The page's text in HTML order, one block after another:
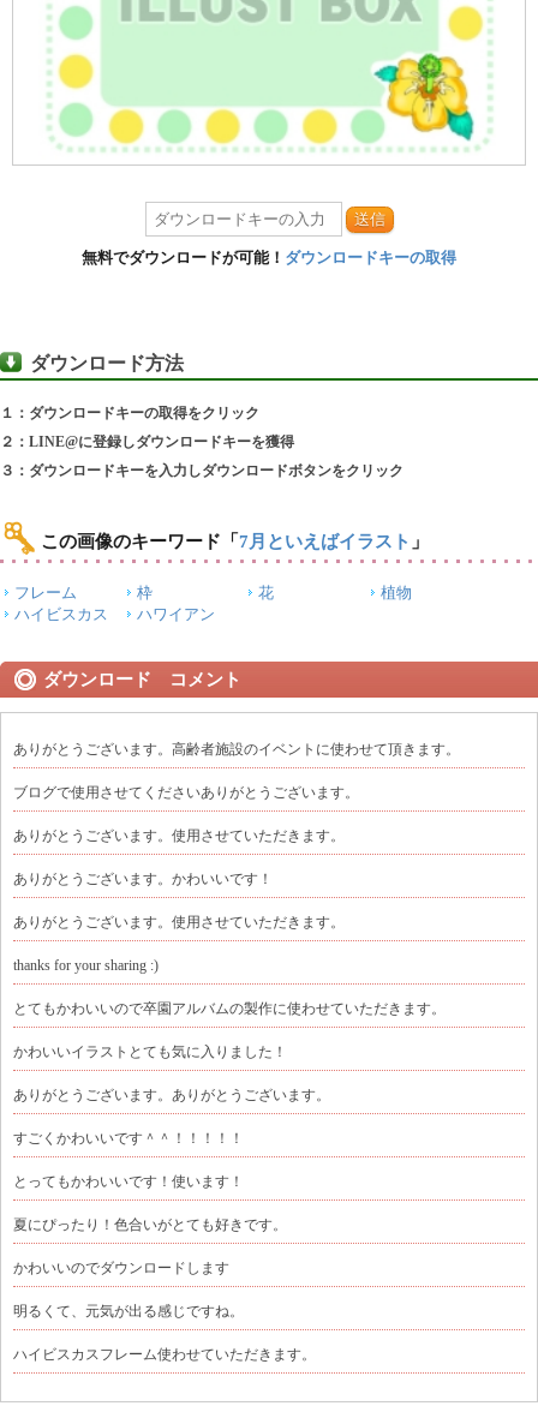
送信
無料でダウンロードが可能！ ダウンロードキーの取得
ダウンロード方法
１：ダウンロードキーの取得をクリック
２：LINE@に登録しダウンロードキーを獲得
３：ダウンロードキーを入力しダウンロードボタンをクリック
この画像のキーワード 「 7月といえばイラスト 」
フレーム 枠 花
植物
ハイビスカス
ハワイアン
ダウンロード コメント
ありがとうございます。高齢者施設のイベントに使わせて頂きます。
ブログで使用させてくださいありがとうございます。
ありがとうございます。使用させていただきます。
ありがとうございます。かわいいです！
ありがとうございます。使用させていただきます。
thanks for your sharing :)
とてもかわいいので卒園アルバムの製作に使わせていただきます。
かわいいイラストとても気に入りました！
ありがとうございます。ありがとうございます。
すごくかわいいです＾＾！！！！！
とってもかわいいです！使います！
夏にぴったり！色合いがとても好きです。
かわいいのでダウンロードします
明るくて、元気が出る感じですね。
ハイビスカスフレーム使わせていただきます。